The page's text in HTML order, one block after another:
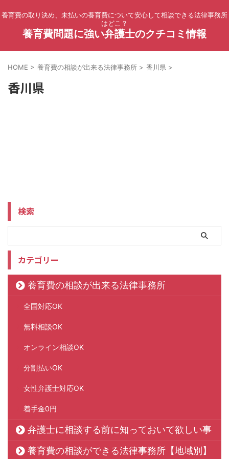
養育費の取り決め、未払いの養育費について安心して相談できる法律事務所
はどこ？
養育費問題に強い弁護士のクチコミ情報
HOME > 養育費の相談が出来る法律事務所 > 香川県 >
香川県
検索
カテゴリー
養育費の相談が出来る法律事務所
全国対応OK
無料相談OK
オンライン相談OK
分割払いOK
女性弁護士対応OK
着手金0円
弁護士に相談する前に知っておいて欲しい事
養育費の相談ができる法律事務所【地域別】